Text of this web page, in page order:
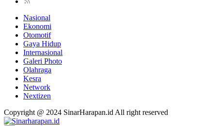
Nasional
Ekonomi
Otomotif
Gaya Hidup
Internasional
Galeri Photo
Olahraga
Kesra
Network
Nextizen
Copyright @ 2024 SinarHarapan.id All right reserved